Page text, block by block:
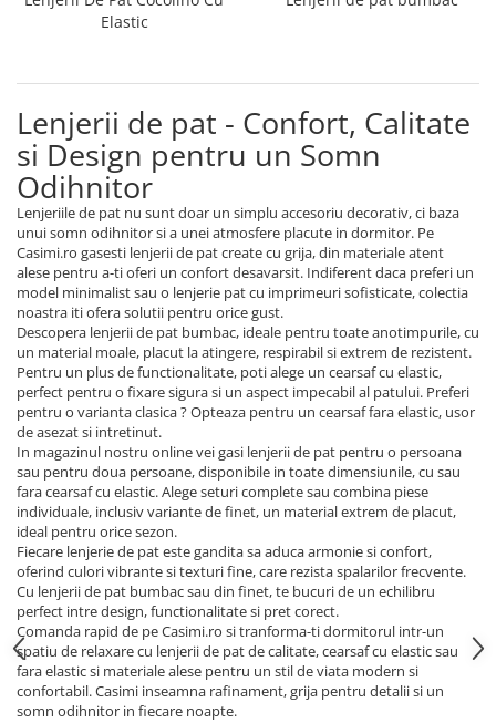
Lenjerii Damasc Egiptean King Size
Persoana
Lenjerii De Pat Damasc 1 Persoana
Lenjerii De Pat, Imprimeu 3D, 1
Persoana
Elastic
Lenjerii de pat - Confort, Calitate
si Design pentru un Somn
Odihnitor
Lenjeriile de pat nu sunt doar un simplu accesoriu decorativ, ci baza
unui somn odihnitor si a unei atmosfere placute in dormitor. Pe
Casimi.ro gasesti lenjerii de pat create cu grija, din materiale atent
alese pentru a-ti oferi un confort desavarsit. Indiferent daca preferi un
model minimalist sau o lenjerie pat cu imprimeuri sofisticate, colectia
noastra iti ofera solutii pentru orice gust.
Descopera lenjerii de pat bumbac, ideale pentru toate anotimpurile, cu
un material moale, placut la atingere, respirabil si extrem de rezistent.
Pentru un plus de functionalitate, poti alege un cearsaf cu elastic,
perfect pentru o fixare sigura si un aspect impecabil al patului. Preferi
pentru o varianta clasica ? Opteaza pentru un cearsaf fara elastic, usor
de asezat si intretinut.
In magazinul nostru online vei gasi lenjerii de pat pentru o persoana
sau pentru doua persoane, disponibile in toate dimensiunile, cu sau
fara cearsaf cu elastic. Alege seturi complete sau combina piese
individuale, inclusiv variante de finet, un material extrem de placut,
ideal pentru orice sezon.
Fiecare lenjerie de pat este gandita sa aduca armonie si confort,
oferind culori vibrante si texturi fine, care rezista spalarilor frecvente.
Cu lenjerii de pat bumbac sau din finet, te bucuri de un echilibru
perfect intre design, functionalitate si pret corect.
Comanda rapid de pe Casimi.ro si tranforma-ti dormitorul intr-un
spatiu de relaxare cu lenjerii de pat de calitate, cearsaf cu elastic sau
fara elastic si materiale alese pentru un stil de viata modern si
confortabil. Casimi inseamna rafinament, grija pentru detalii si un
somn odihnitor in fiecare noapte.